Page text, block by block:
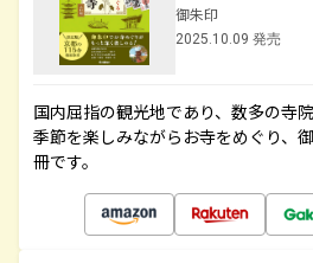
御朱印
2025.10.09 発売
国内屈指の観光地であり、数多の寺
季節を楽しみながらお寺をめぐり、
冊です。